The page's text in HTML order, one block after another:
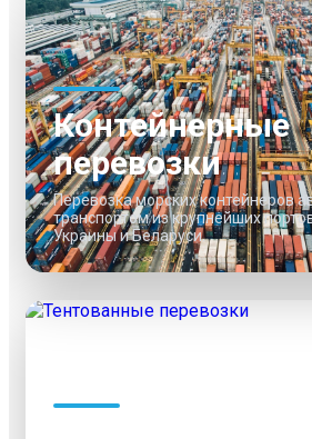
Контейнерные
перевозки
Перевозка морских контейнеров
транспортом из крупнейших
Украины и Беларуси.